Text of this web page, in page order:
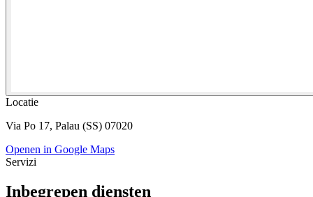
Locatie
Via Po 17, Palau (SS) 07020
Openen in Google Maps
Servizi
Inbegrepen diensten